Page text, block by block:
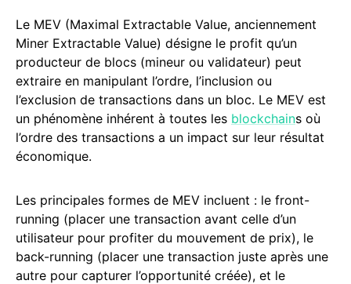
Le MEV (Maximal Extractable Value, anciennement
Miner Extractable Value) désigne le profit qu’un
producteur de blocs (mineur ou validateur) peut
extraire en manipulant l’ordre, l’inclusion ou
l’exclusion de transactions dans un bloc. Le MEV est
un phénomène inhérent à toutes les blockchains où
l’ordre des transactions a un impact sur leur résultat
économique.
Les principales formes de MEV incluent : le front-
running (placer une transaction avant celle d’un
utilisateur pour profiter du mouvement de prix), le
back-running (placer une transaction juste après une
autre pour capturer l’opportunité créée), et le